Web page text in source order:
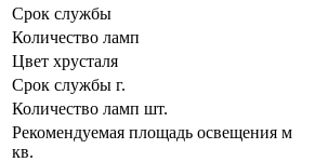
Срок службы
Количество ламп
Цвет хрусталя
Срок службы г.
Количество ламп шт.
Рекомендуемая площадь освещения м
кв.